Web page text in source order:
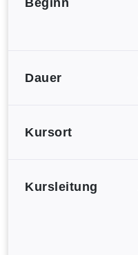
Dauer
Kursort
Kursleitung